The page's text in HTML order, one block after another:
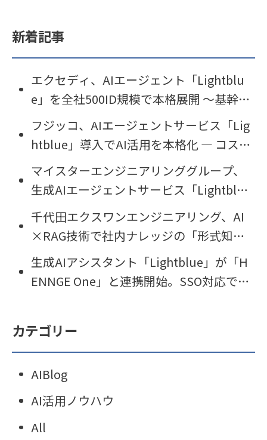
新着記事
エクセディ、AIエージェント「Lightblu
e」を全社500ID規模で本格展開 〜基幹事
業の「稼ぐ力」を磨き、その力を新事業
創出へ〜
フジッコ、AIエージェントサービス「Lig
htblue」導入でAI活用を本格化 ― コス
ト・UI・セキュリティ課題を解決し生産
性向上へ
マイスターエンジニアリンググループ、
生成AIエージェントサービス「Lightblu
e」を導入
千代田エクスワンエンジニアリング、AI
×RAG技術で社内ナレッジの「形式知
化」を実現。AIエージェント「Lightblu
e」の運用を開始
生成AIアシスタント「Lightblue」が「H
ENNGE One」と連携開始。SSO対応で利
カテゴリー
AIBlog
AI活用ノウハウ
All